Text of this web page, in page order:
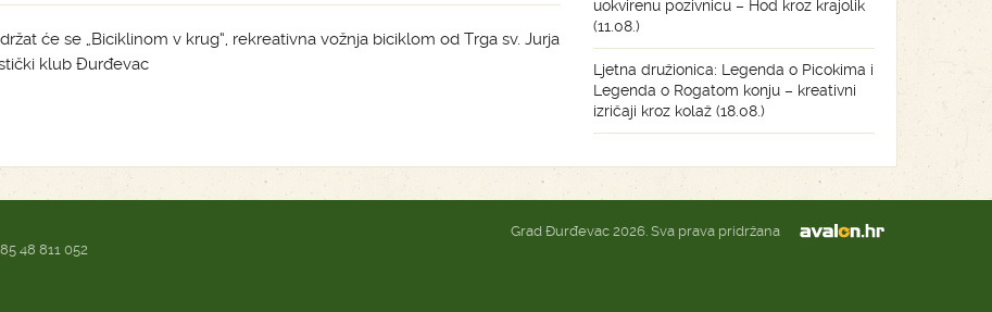
će se „Biciklinom v krug“, rekreativna vožnja biciklom od Trga sv. Jurja
klub Đurđevac
uokvirenu pozivnicu – Hod kroz krajolik
(11.08.)
Ljetna družionica: Legenda o Picokima i
Legenda o Rogatom konju – kreativni
izričaji kroz kolaž (18.08.)
48 811 052
Grad Đurđevac 2026. Sva prava pridržana